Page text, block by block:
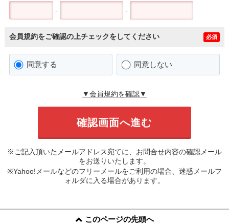
- -
会員規約をご確認の上チェックをしてください 必須
同意する 同意しない
▼会員規約を確認▼
※ご記入頂いたメールアドレス宛てに、お問合せ内容の確認メール
をお送りいたします。
※Yahoo!メールなどのフリーメールをご利用の場合、迷惑メールフ
ォルダに入る場合があります。
このページの先頭へ